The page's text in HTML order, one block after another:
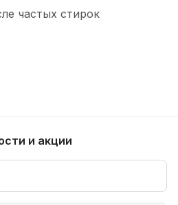
частых стирок
и акции